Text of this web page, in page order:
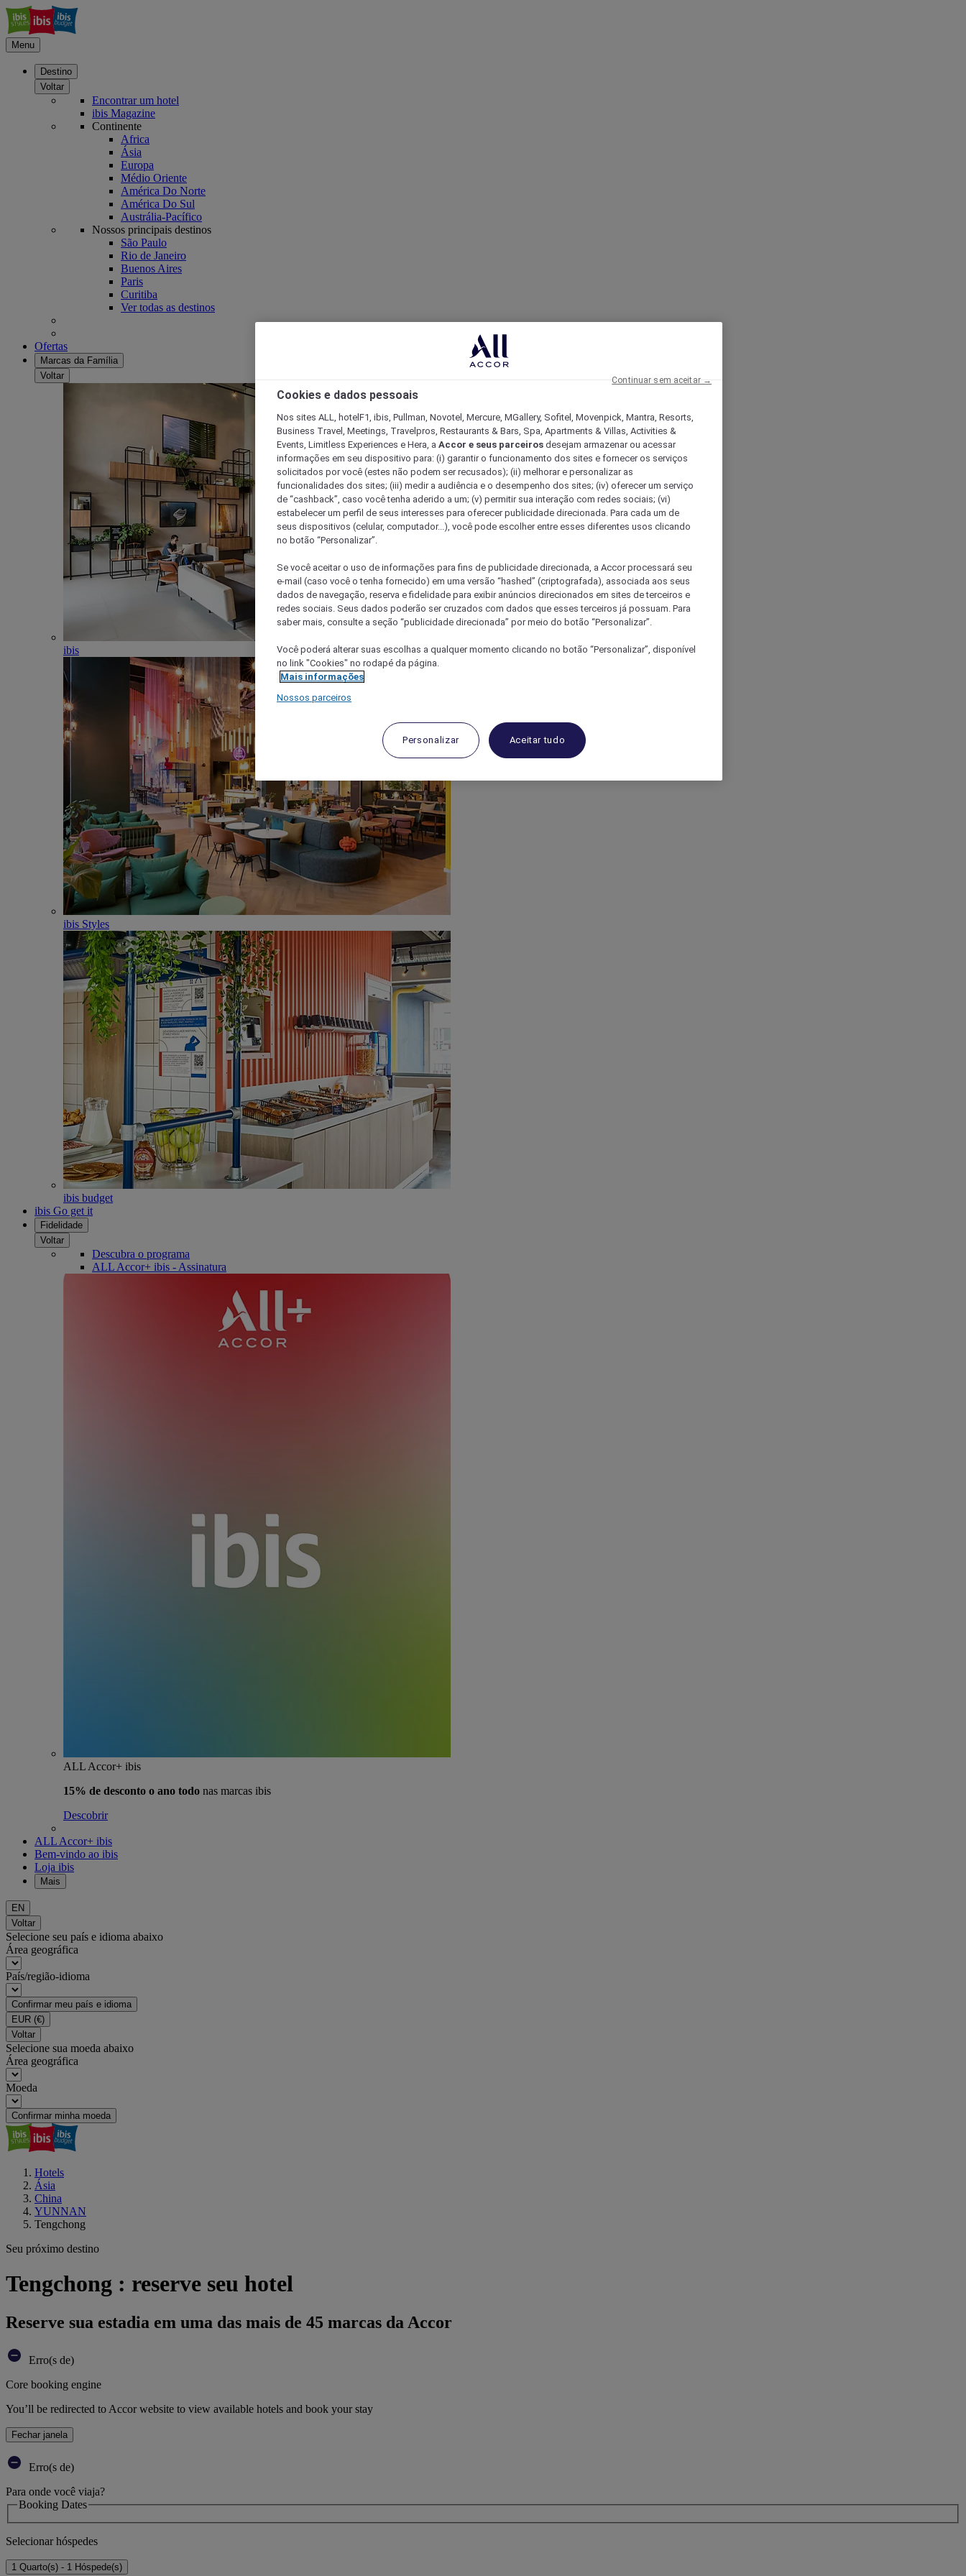
Menu
Destino
Voltar
Encontrar um hotel
ibis Magazine
Continente
Africa
Ásia
Europa
Médio Oriente
América Do Norte
América Do Sul
Austrália-Pacífico
Nossos principais destinos
São Paulo
Rio de Janeiro
Buenos Aires
Paris
Curitiba
Ver todas as destinos
Ofertas
Marcas da Família
Voltar
ibis
ibis Styles
ibis budget
ibis Go get it
Fidelidade
Voltar
Descubra o programa
ALL Accor+ ibis - Assinatura
ALL Accor+ ibis
15% de desconto o ano todo nas marcas ibis
Descobrir
ALL Accor+ ibis
Bem-vindo ao ibis
Loja ibis
Mais
EN
Voltar
Selecione seu país e idioma abaixo
Área geográfica
País/região-idioma
Confirmar meu país e idioma
EUR (€)
Voltar
Selecione sua moeda abaixo
Área geográfica
Moeda
Confirmar minha moeda
Hotels
Ásia
China
YUNNAN
Tengchong
Seu próximo destino
Tengchong : reserve seu hotel
Reserve sua estadia em uma das mais de 45 marcas da Accor
Erro(s de)
Core booking engine
You’ll be redirected to Accor website to view available hotels and book your stay
Fechar janela
Erro(s de)
Para onde você viaja?
Booking Dates
Selecionar hóspedes
1 Quarto(s) - 1 Hóspede(s)
Cookies e dados pessoais
Nos sites ALL, hotelF1, ibis, Pullman, Novotel, Mercure, MGallery, Sofitel, Movenpick, Mantra, Resorts,
Business Travel, Meetings, Travelpros, Restaurants & Bars, Spa, Apartments & Villas, Activities &
Events, Limitless Experiences e Hera, a Accor e seus parceiros desejam armazenar ou acessar
informações em seu dispositivo para: (i) garantir o funcionamento dos sites e fornecer os serviços
solicitados por você (estes não podem ser recusados); (ii) melhorar e personalizar as
funcionalidades dos sites; (iii) medir a audiência e o desempenho dos sites; (iv) oferecer um serviço
de “cashback”, caso você tenha aderido a um; (v) permitir sua interação com redes sociais; (vi)
estabelecer um perfil de seus interesses para oferecer publicidade direcionada. Para cada um de
seus dispositivos (celular, computador...), você pode escolher entre esses diferentes usos clicando
no botão “Personalizar”.
Se você aceitar o uso de informações para fins de publicidade direcionada, a Accor processará seu
e-mail (caso você o tenha fornecido) em uma versão “hashed” (criptografada), associada aos seus
dados de navegação, reserva e fidelidade para exibir anúncios direcionados em sites de terceiros e
redes sociais. Seus dados poderão ser cruzados com dados que esses terceiros já possuam. Para
saber mais, consulte a seção “publicidade direcionada” por meio do botão “Personalizar”.
Você poderá alterar suas escolhas a qualquer momento clicando no botão “Personalizar”, disponível
no link "Cookies" no rodapé da página.
Mais informações
Nossos parceiros
Personalizar Aceitar tudo
Continuar sem aceitar →